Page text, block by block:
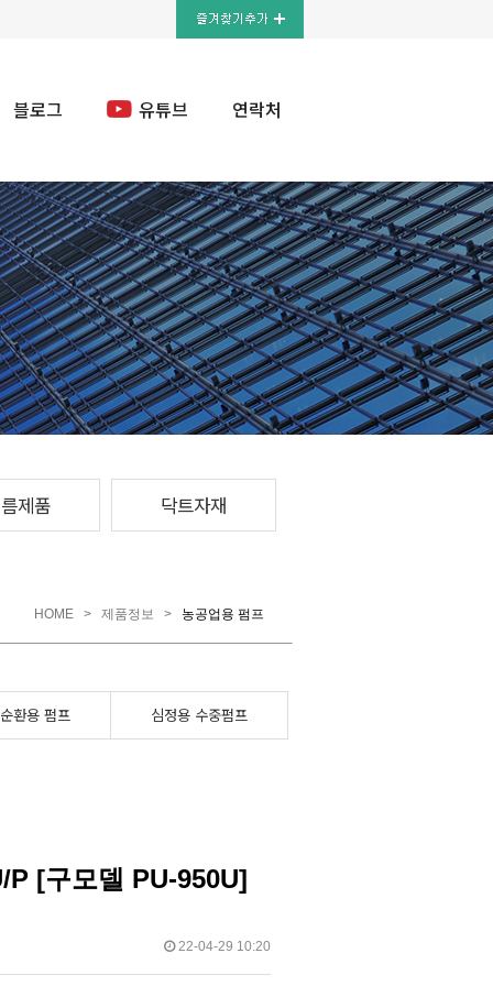
블로그 유튜브 연락처
제품 닥트자재
HOME > 제품정보 > 농공업용 펌프
환용 펌프 심정용 수중펌프
[구모델 PU-950U]
22-04-29 10:20